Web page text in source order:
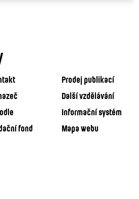
Prodej publikací
Další vzdělávání
Informační systém
fond Mapa webu